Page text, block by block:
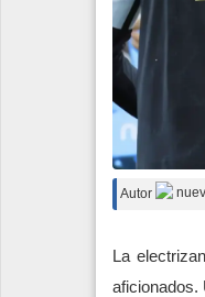
Autor
La
aficionados.